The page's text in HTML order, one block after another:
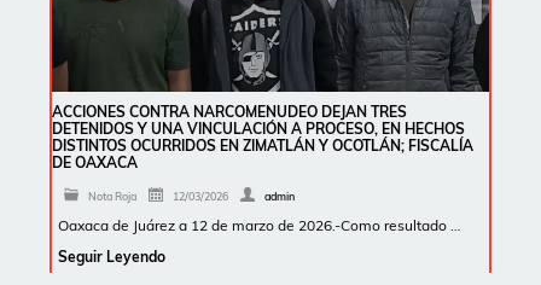
ACCIONES CONTRA NARCOMENUDEO DEJAN TRES
DETENIDOS Y UNA VINCULACIÓN A PROCESO, EN HECHOS
DISTINTOS OCURRIDOS EN ZIMATLÁN Y OCOTLÁN; FISCALÍA
DE OAXACA
Nota Roja 12/03/2026 admin
Oaxaca de Juárez a 12 de marzo de 2026.-Como resultado …
Seguir Leyendo